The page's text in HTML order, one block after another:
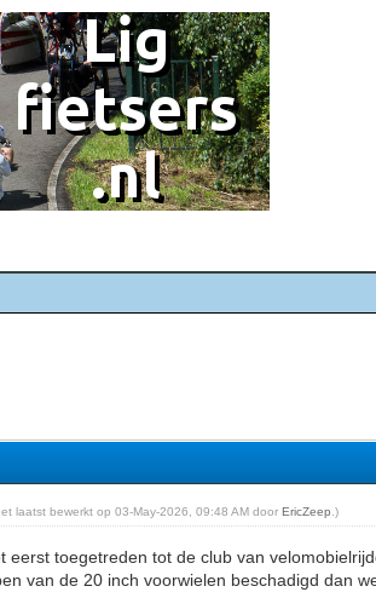
laatst bewerkt op 03-May-2026, 09:48 AM doorEricZeep .)
eerst toegetreden tot de club van
van de 20 inch voorwielen beschadigd dan